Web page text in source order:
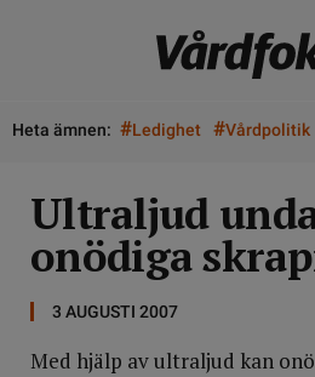
Heta ämnen: #Ledighet #Vårdpolitik
Ultraljud
onödiga
3 AUGUSTI 2007
Med hjälp av ultraljud kan